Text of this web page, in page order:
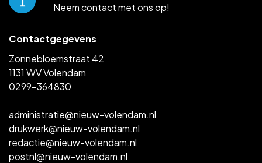
Contactgegevens
Zonnebloemstraat 42
1131 WV Volendam
0299-364830
administratie@nieuw-volendam.nl
drukwerk@nieuw-volendam.nl
redactie@nieuw-volendam.nl
postnl@nieuw-volendam.nl
Neem contact met ons op!